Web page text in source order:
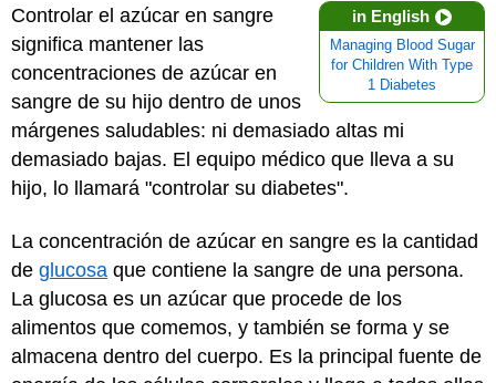
in English
Managing Blood Sugar
for Children With Type
1 Diabetes
Controlar el azúcar en sangre
significa mantener las
concentraciones de azúcar en
sangre de su hijo dentro de unos
márgenes saludables: ni demasiado altas mi
demasiado bajas. El equipo médico que lleva a su
hijo, lo llamará "controlar su diabetes".
La concentración de azúcar en sangre es la cantidad
de glucosa que contiene la sangre de una persona.
La glucosa es un azúcar que procede de los
alimentos que comemos, y también se forma y se
almacena dentro del cuerpo. Es la principal fuente de